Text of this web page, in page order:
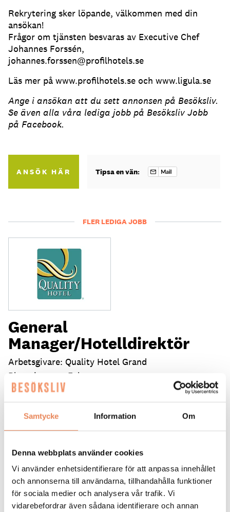
Samtycke Information Om
Denna webbplats använder cookies
Vi använder enhetsidentifierare för att anpassa innehållet
och annonserna till användarna, tillhandahålla funktioner
för sociala medier och analysera vår trafik. Vi
vidarebefordrar även sådana identifierare och annan
Rekrytering sker löpande, välkommen med din
ansökan!
Frågor om tjänsten besvaras av Executive Chef
Johannes Forssén,
johannes.forssen@profilhotels.se
Läs mer på www.profilhotels.se och www.ligula.se
Ange i ansökan att du sett annonsen på Besöksliv.
Se även alla våra lediga jobb på Besöksliv Jobb
på Facebook.
ANSÖK HÄR Tipsa en vän:
FLER LEDIGA JOBB
General
Manager/Hotelldirektör
Arbetsgivare: Quality Hotel Grand
Placeringsort: Falun
Sista ansökningsdag: 2026-09-04
DAGAR KVAR:
25